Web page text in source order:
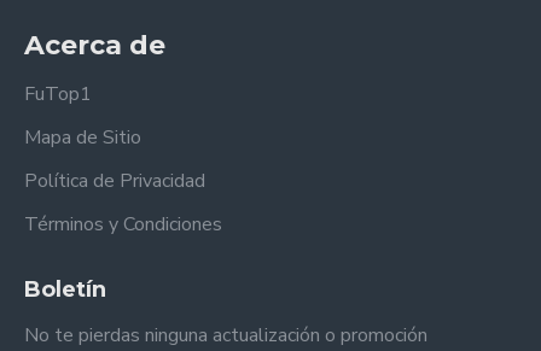
Acerca de
FuTop1
Mapa de Sitio
Política de Privacidad
Términos y Condiciones
Boletín
No te pierdas ninguna actualización o promoción